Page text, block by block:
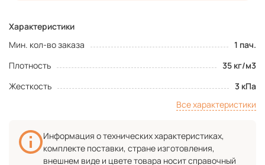
Характеристики
Мин. кол-во заказа
1 пач.
Плотность
35 кг/м3
Жесткость
3 кПа
Все характеристики
Информация о технических характеристиках,
комплекте поставки, стране изготовления,
внешнем виде и цвете товара носит справочный